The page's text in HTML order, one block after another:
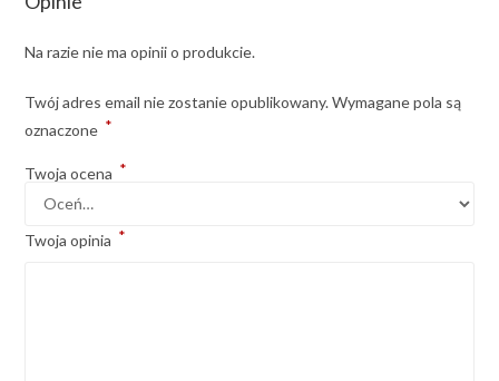
Na razie nie ma opinii o produkcie.
Twój adres email nie zostanie opublikowany. Wymagane pola są
oznaczone *
Twoja ocena *
Twoja opinia *